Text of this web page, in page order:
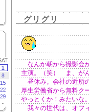
1
8
15
22
29
-
グリグリ
なんか朝から撮影会
主演。（笑） ま、が
昼休み。会社の近所
厚生労働省から無料ク
やっとくか！みたいな
我々の世代は、オフ